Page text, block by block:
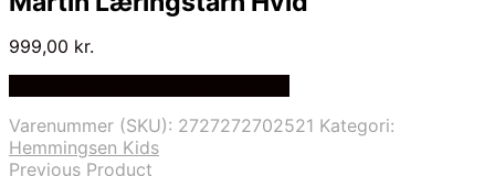
999,00 kr.
Varenummer (SKU): 2727272702521 Kategori:
Hemmingsen Kids
Previous Product